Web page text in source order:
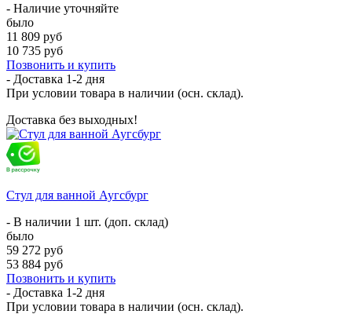
- Наличие уточняйте
было
11 809 руб
10 735 руб
Позвонить и купить
- Доставка 1-2 дня
При условии товара в наличии (осн. склад).
Доставка без выходных!
Стул для ванной Аугсбург
- В наличии 1 шт. (доп. склад)
было
59 272 руб
53 884 руб
Позвонить и купить
- Доставка 1-2 дня
При условии товара в наличии (осн. склад).